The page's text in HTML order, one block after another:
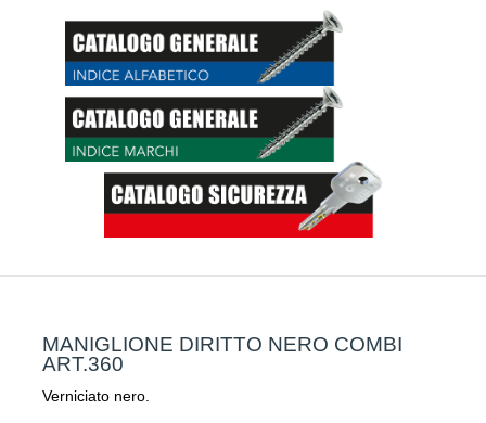
MANIGLIONE DIRITTO NERO COMBI
ART.360
Verniciato nero.